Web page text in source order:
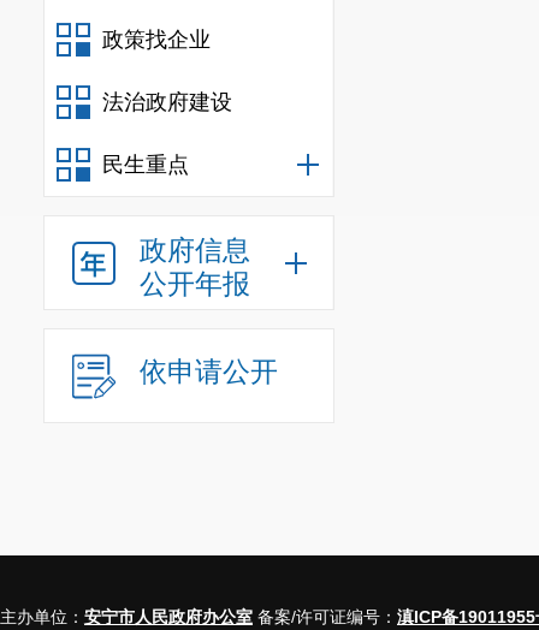
政策找企业
法治政府建设
民生重点
政府信息
公开年报
依申请公开
主办单位： 安宁市人民政府办公室 备案/许可证编号： 滇ICP备